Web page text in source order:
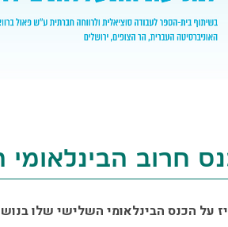
חרוב הבינלאומי
על הכנס הבינלאומי השלישי שלו